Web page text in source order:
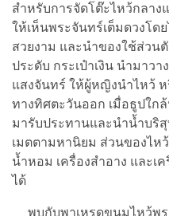
สำหรับการจัดโต๊ะไหว้กลา
ให้เห็นพระจันทร์เต็มดวงโด
สวยงาม และนำของใช้ส่วนตั
ประดับ กระเป๋าเงิน นำมาว
แสงจันทร์ ให้ผู้หญิงนำไหว้
ทางทิศตะวันออก เมื่อธูปใก
มารับประทานและนำน้ำบริสุ
เมตตามหานิยม ส่วนของไห
น้ำหอม เครื่องสำอาง และเ
ได้
พบกับพาเหรดขนมไหว้พร